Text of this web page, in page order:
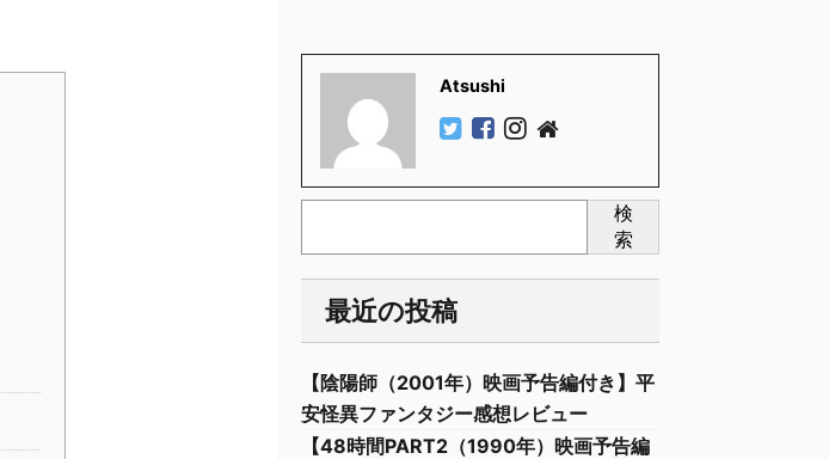
Atsushi
検
索
最近の投稿
【陰陽師（2001年）映画予告編付き】平
安怪異ファンタジー感想レビュー
【48時間PART2（1990年）映画予告編